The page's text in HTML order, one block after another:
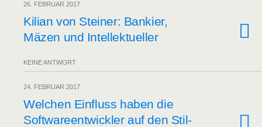
26. FEBRUAR 2017
Kili­an von Stei­ner: Ban­kier,
Mäzen und Intellektueller
KEINE ANTWORT
24. FEBRUAR 2017
Wel­chen Ein­fluss haben die
Soft­ware­ent­wick­ler auf den Stil­